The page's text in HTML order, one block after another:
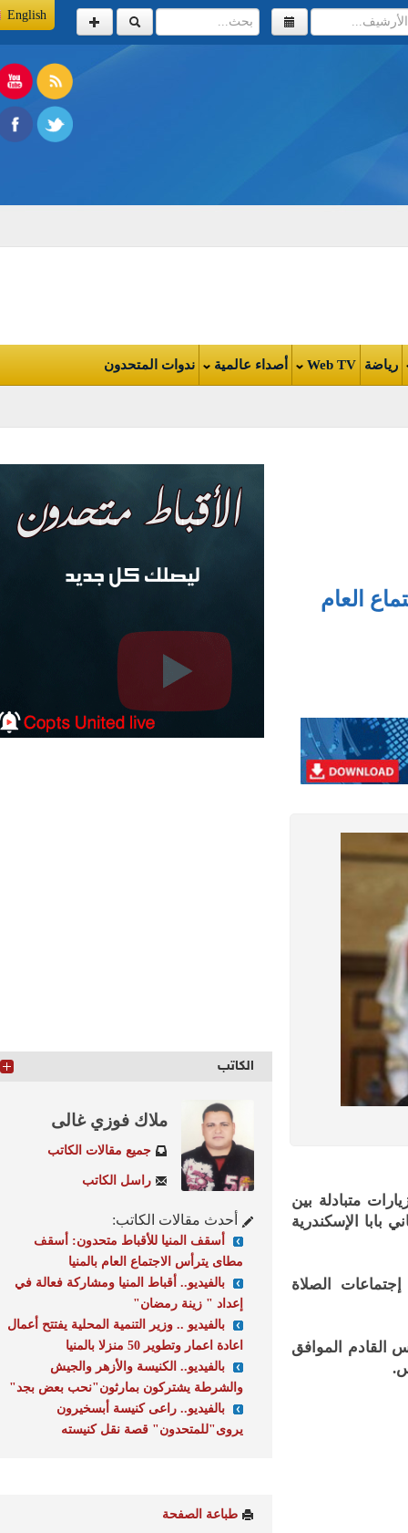
English
Web TV أصداء عالمية ندوات المتحدون
العام
متبادلة بين
الإسكندرية
الصلاة
الموافق
الكاتب
ملاك فوزي غالى
جميع مقالات الكاتب
راسل الكاتب
أحدث مقالات الكاتب:
أسقف المنيا للأقباط متحدون: أسقف
مطاى يترأس الاجتماع العام بالمنيا
بالفيديو.. أقباط المنيا ومشاركة فعالة في
إعداد " زينة رمضان"
بالفيديو .. وزير التنمية المحلية يفتتح أعمال
اعادة اعمار وتطوير 50 منزلا بالمنيا
بالفيديو.. الكنيسة والأزهر والجيش
والشرطة يشتركون بمارثون"نحب بعض بجد"
بالفيديو.. راعى كنيسة أبسخيرون
يروى"للمتحدون" قصة نقل كنيسته
طباعة الصفحة